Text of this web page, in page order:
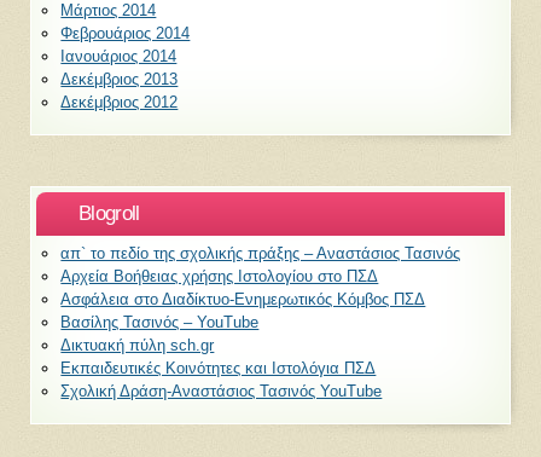
Μάρτιος 2014
Φεβρουάριος 2014
Ιανουάριος 2014
Δεκέμβριος 2013
Δεκέμβριος 2012
Blogroll
απ` το πεδίο της σχολικής πράξης – Αναστάσιος Τασινός
Αρχεία Βοήθειας χρήσης Ιστολογίου στο ΠΣΔ
Ασφάλεια στο Διαδίκτυο-Ενημερωτικός Κόμβος ΠΣΔ
Βασίλης Τασινός – YouTube
Δικτυακή πύλη sch.gr
Εκπαιδευτικές Κοινότητες και Ιστολόγια ΠΣΔ
Σχολική Δράση-Αναστάσιος Τασινός YouTube